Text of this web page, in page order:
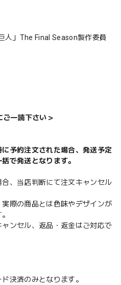
人」The Final Season製作委員
ご一読下さい＞
予約注文された場合、発送予定
で発送となります。
合、当店判断にて注文キャンセル
実際の商品とは色味やデザインが
ャンセル、返品・返金はご対応で
決済のみとなります。